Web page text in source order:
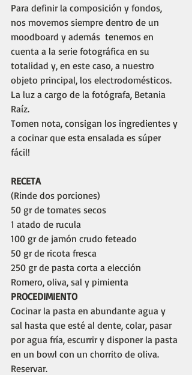
Para definir la composición y fondos,
nos movemos siempre dentro de un
moodboard y además  tenemos en
cuenta a la serie fotográfica en su
totalidad y, en este caso, a nuestro
objeto principal, los electrodomésticos.
La luz a cargo de la fotógrafa, Betania
Raíz.
Tomen nota, consigan los ingredientes y
a cocinar que esta ensalada es súper
fácil!
RECETA
(Rinde dos porciones)
50 gr de tomates secos
1 atado de rucula
100 gr de jamón crudo feteado
50 gr de ricota fresca
250 gr de pasta corta a elección
Romero, oliva, sal y pimienta
PROCEDIMIENTO
Cocinar la pasta en abundante agua y
sal hasta que esté al dente, colar, pasar
por agua fría, escurrir y disponer la pasta
en un bowl con un chorrito de oliva.
Reservar.